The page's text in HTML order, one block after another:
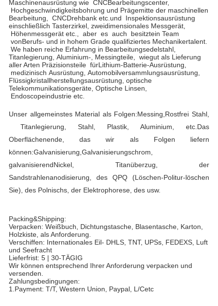
Maschinenausrüstung wie CNCBearbeitungscenter,
Hochgeschwindigkeitsbohrung und Prägemitte der maschinellen
Bearbeitung, CNCDrehbank etc.und
Inspektionsausrüstung
einschließlich Tasterzirkel, zweidimensionales Messgerät,
Höhenmessgerät etc., aber es auch besitztein Team
vonBerufs- und in hohem Grade qualifiziertes Mechanikertalent.
We haben reiche Erfahrung in Bearbeitungsedelstahl,
Titanlegierung, Aluminium-, Messingteile, wiegut als Lieferung
aller Arten Präzisionsteile fürLithium-Batterie-Ausrüstung,
medizinisch Ausrüstung, Automobilversammlungsausrüstung,
Flüssigkristallherstellungsausrüstung, optische
Telekommunikationsgeräte, Optische Linsen,
Endoscopeindustrie etc.
Unser allgemeinstes Material als Folgen:Messing,Rostfrei Stahl,
Titanlegierung,
Stahl, Plastik, Aluminium, etc.Das
Oberflächenende, das wir als Folgen liefern
können:Galvanisierung,Galvanisierungschrom,
galvanisierendNickel, Titanüberzug,
der
Sandstrahlenanodisierung, des QPQ (Löschen-Politur-löschen
Sie), des Polnischs, der Elektrophorese, des usw.
Packing&Shipping:
Verpacken: Weißbuch, Dichtungstasche, Blasentasche, Karton,
Holzkiste, als Anforderung.
Verschiffen: Internationales Eil- DHLS, TNT, UPSs, FEDEXS, Luft
und Seefracht
Lieferfrist: 5 | 30-TÄGIG
Wir können entsprechend Ihrer Anforderung verpacken und
versenden.
Zahlungsbedingungen:
1.Payment: T/T, Western Union, Paypal, L/Cetc